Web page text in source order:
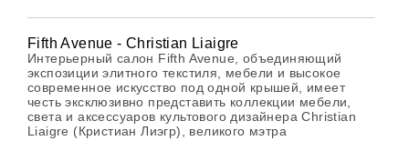
Fifth Avenue - Christian Liaigre
Интерьерный салон Fifth Avenue, объединяющий
экспозиции элитного текстиля, мебели и высокое
современное искусство под одной крышей, имеет
честь эксклюзивно представить коллекции мебели,
света и аксессуаров культового дизайнера Christian
Liaigre (Кристиан Лиэгр), великого мэтра